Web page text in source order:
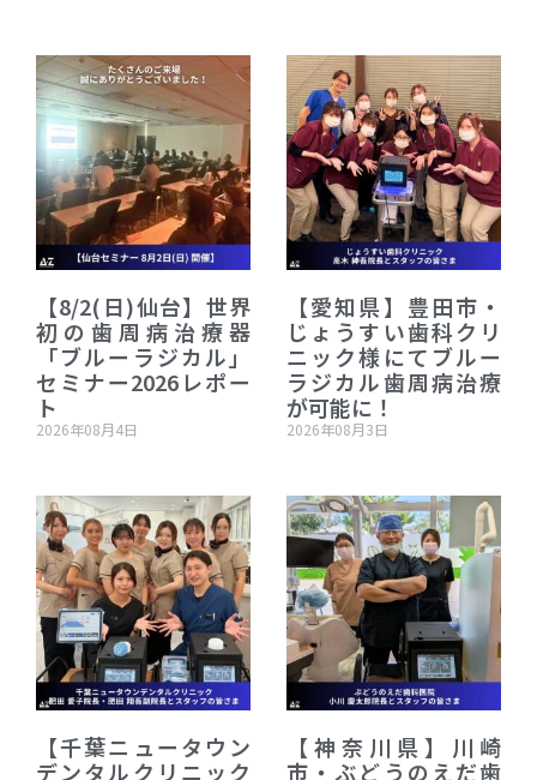
【8/2(日)仙台】世界
初の歯周病治療器
「ブルーラジカル」
セミナー2026レポー
ト
2026年08月4日
【愛知県】豊田市・
じょうすい歯科クリ
ニック様にてブルー
ラジカル歯周病治療
が可能に！
2026年08月3日
【千葉ニュータウン
デンタルクリニック
【神奈川県】川崎
市・ぶどうのえだ歯